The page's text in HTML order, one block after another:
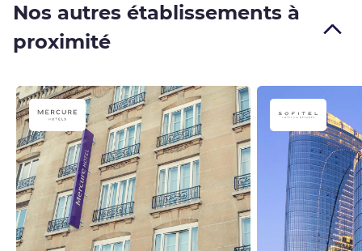
Nos autres établissements à
proximité